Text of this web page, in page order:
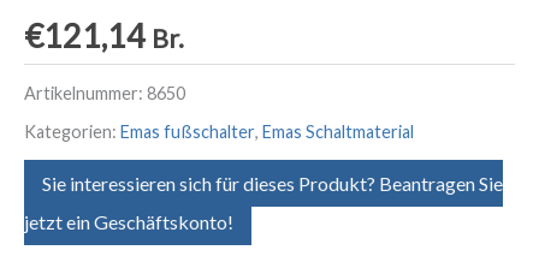
€121,14 Br.
Artikelnummer: 8650
Kategorien: Emas fußschalter, Emas Schaltmaterial
Sie interessieren sich für dieses Produkt? Beantragen Sie
jetzt ein Geschäftskonto!